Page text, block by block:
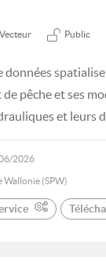
Vecteur Public
données
pêche et ses
et leurs
2026
Wallonie (SPW)